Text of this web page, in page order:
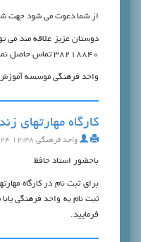
از شما دعوت مي شود جهت
دوستان عزيز علاقه مند مي
38218840 تماس حاصل نمايند.
واحد فرهنگي موسسه آموزش
كارگاه مهارتهاي
واحد فرهنگی ۱۲:۳۸ ۹۳/۱۰/۲۴
باحضور استاد حافظ
براي ثبت نام در كارگاه
فرماييد.